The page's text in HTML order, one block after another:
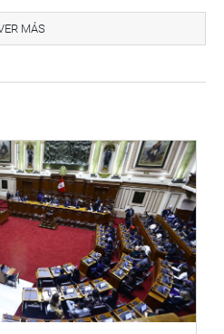
será materia de segunda
días calendarios.
E IMAGEN
MÁS